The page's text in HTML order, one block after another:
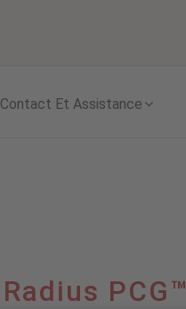
Contact Et Assistance
Radius PCG™